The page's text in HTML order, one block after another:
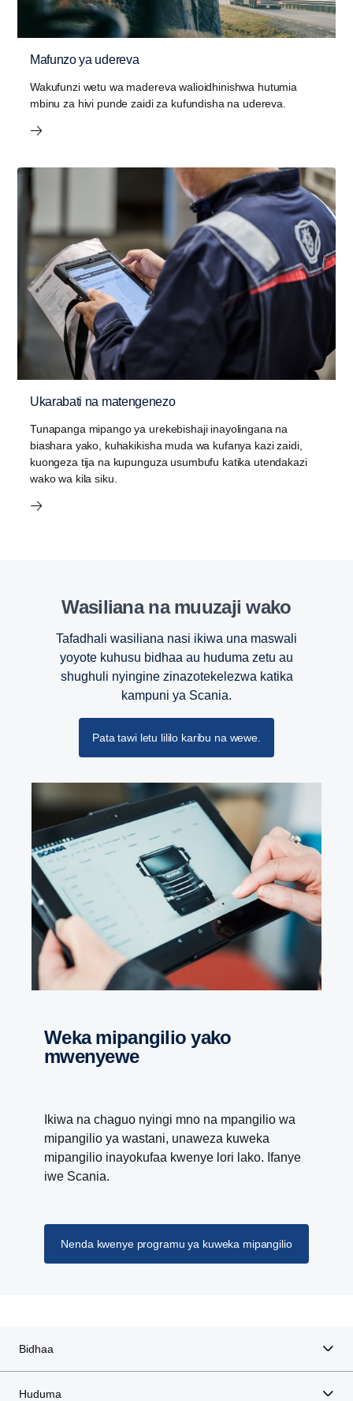
Mafunzo ya udereva
Wakufunzi wetu wa madereva walioidhinishwa hutumia
mbinu za hivi punde zaidi za kufundisha na udereva.
Ukarabati na matengenezo
Tunapanga mipango ya urekebishaji inayolingana na
biashara yako, kuhakikisha muda wa kufanya kazi zaidi,
kuongeza tija na kupunguza usumbufu katika utendakazi
wako wa kila siku.
Wasiliana na muuzaji wako
Tafadhali wasiliana nasi ikiwa una maswali
yoyote kuhusu bidhaa au huduma zetu au
shughuli nyingine zinazotekelezwa katika
kampuni ya Scania.
Pata tawi letu lililo karibu na wewe.
Weka mipangilio yako
mwenyewe
Ikiwa na chaguo nyingi mno na mpangilio wa
mipangilio ya wastani, unaweza kuweka
mipangilio inayokufaa kwenye lori lako. Ifanye
iwe Scania.
Nenda kwenye programu ya kuweka mipangilio
Bidhaa
Huduma